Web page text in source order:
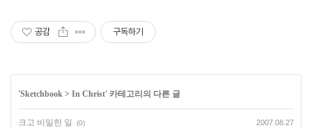
공감 구독하기
'Sketchbook > In Christ' 카테고리의 다른 글
크고 비밀한 일 (0) 2007.08.27